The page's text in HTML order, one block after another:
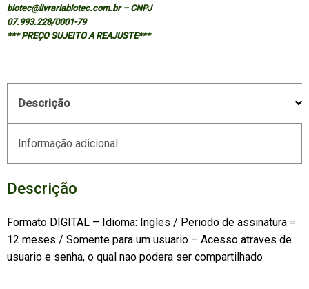
biotec@livrariabiotec.com.br – CNPJ
07.993.228/0001-79
*** PREÇO SUJEITO A REAJUSTE***
Descrição
Informação adicional
Descrição
Formato DIGITAL – Idioma: Ingles / Periodo de assinatura =
12 meses / Somente para um usuario – Acesso atraves de
usuario e senha, o qual nao podera ser compartilhado